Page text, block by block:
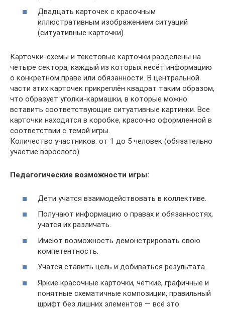
Двадцать карточек с красочным
иллюстративным изображением ситуаций
(ситуативные карточки).
Карточки-схемы и текстовые карточки разделены на
четыре сектора, каждый из которых несёт информацию
о конкретном праве или обязанности. В центральной
части этих карточек прикреплён квадрат таким образом,
что образует уголки-кармашки, в которые можно
вставить соответствующие ситуативные картинки. Все
карточки находятся в коробке, красочно оформленной в
соответствии с темой игры.
Количество участников: от 1 до 5 человек (обязательно
участие взрослого).
Педагогические возможности игры:
Дети учатся взаимодействовать в коллективе.
Получают информацию о правах и обязанностях,
учатся их различать.
Имеют возможность демонстрировать свою
компетентность.
Учатся ставить цель и добиваться результата.
Яркие красочные карточки, чёткие, графичные и
понятные схематичные композиции, правильный
шрифт без лишних элементов — всё это